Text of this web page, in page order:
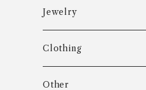
Aarre & Krogh
Age Fausing
Algot Chr. Enevoldsen
Jewelry
Bracelet
Ring
Clothing
Outer
Other